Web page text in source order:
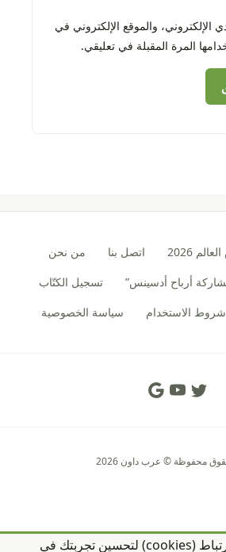
والموقع الإلكتروني في
المرة المقبلة في تعليقي.
2026 اتصل بنا
من نحن
أرباح أدسينس”
تسجيل الكتّاب
شروط الاستخدام سياسة الخصوصية
Social Links
محفوظة © عرب داون 2026
نستخدم ملفات تعريف الارتباط (cookies) لتحسين تجربتك في